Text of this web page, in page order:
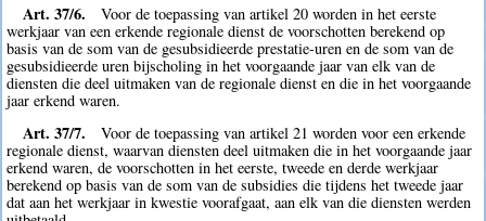
Art. 37/6.
Voor de toepassing van artikel 20 worden in het eerste
werkjaar van een erkende regionale dienst de voorschotten berekend op
basis van de som van de gesubsidieerde prestatie-uren en de som van de
gesubsidieerde uren bijscholing in het voorgaande jaar van elk van de
diensten die deel uitmaken van de regionale dienst en die in het voorgaande
jaar erkend waren.
Art. 37/7.
Voor de toepassing van artikel 21 worden voor een erkende
regionale dienst, waarvan diensten deel uitmaken die in het voorgaande jaar
erkend waren, de voorschotten in het eerste, tweede en derde werkjaar
berekend op basis van de som van de subsidies die tijdens het tweede jaar
dat aan het werkjaar in kwestie voorafgaat, aan elk van die diensten werden